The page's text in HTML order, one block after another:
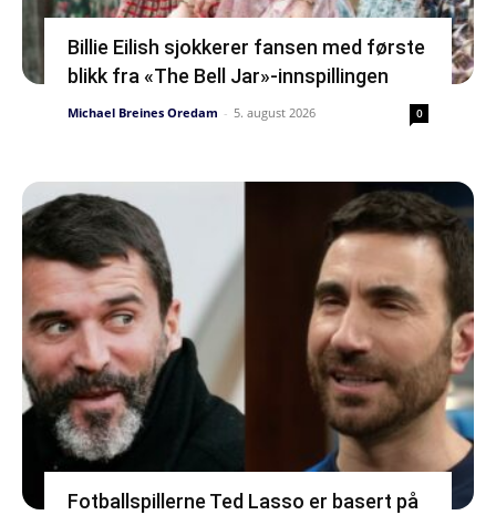
Billie Eilish sjokkerer fansen med første
blikk fra «The Bell Jar»-innspillingen
Michael Breines Oredam - 5. august 2026 0
Fotballspillerne Ted Lasso er basert på